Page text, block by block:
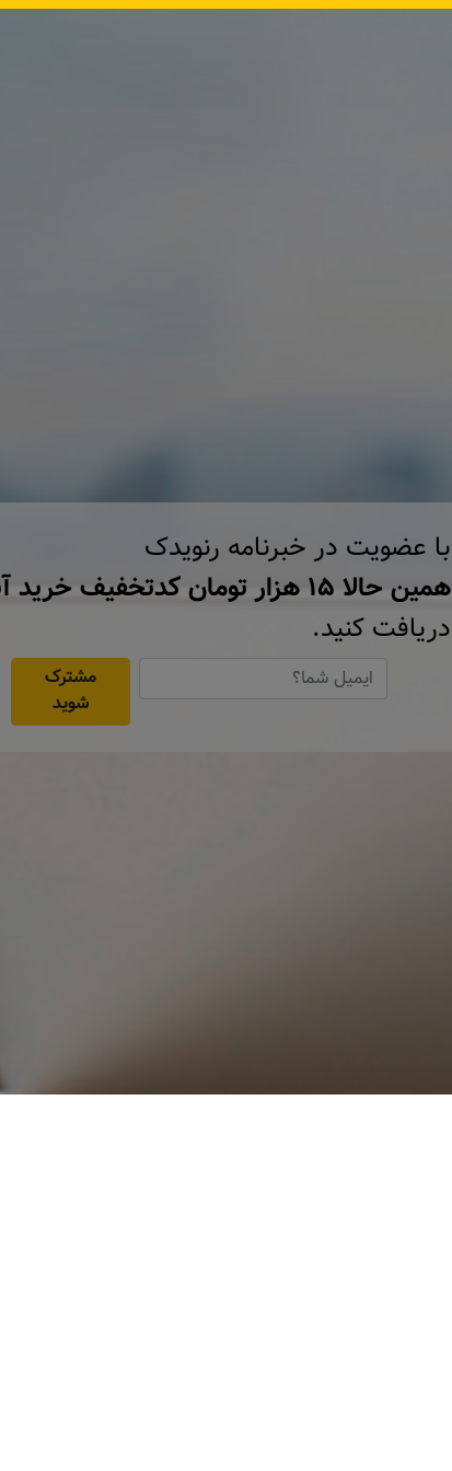
با عضویت در خبرنامه رنویدک
همین حالا ۱۵ هزار تومان کد‌تخفیف خرید آنلاین
دریافت کنید.
مشترک
شوید